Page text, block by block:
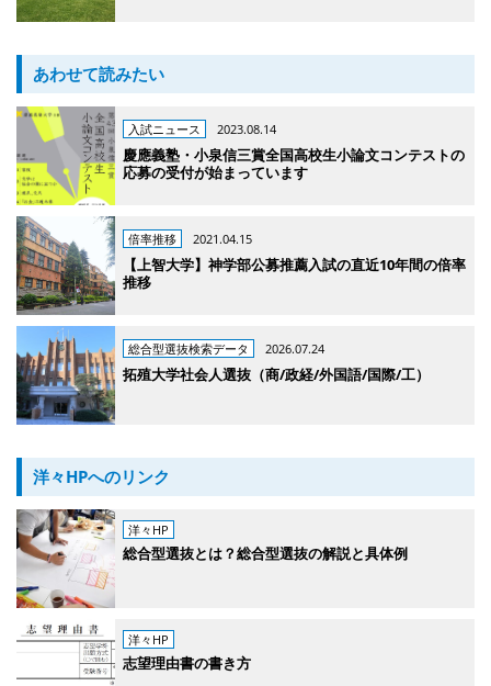
あわせて読みたい
入試ニュース 2023.08.14
慶應義塾・小泉信三賞全国高校生小論文コンテストの
応募の受付が始まっています
倍率推移 2021.04.15
【上智大学】神学部公募推薦入試の直近10年間の倍率
推移
総合型選抜検索データ 2026.07.24
拓殖大学社会人選抜（商/政経/外国語/国際/工）
洋々HPへのリンク
洋々HP
総合型選抜とは？総合型選抜の解説と具体例
洋々HP
志望理由書の書き方